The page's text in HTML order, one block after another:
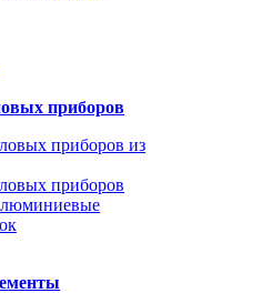
приборов
приборов из
приборов